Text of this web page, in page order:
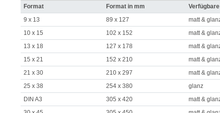
Format
Format in mm
9 x 13
89 x 127
matt &
10 x 15
102 x 152
matt &
13 x 18
127 x 178
matt &
15 x 21
152 x 210
matt &
21 x 30
210 x 297
matt &
25 x 38
254 x 380
glanz
DIN A3
305 x 420
matt &